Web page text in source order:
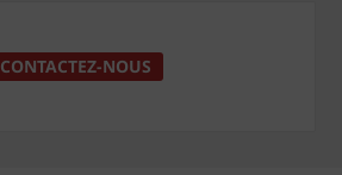
CONTACTEZ-NOUS